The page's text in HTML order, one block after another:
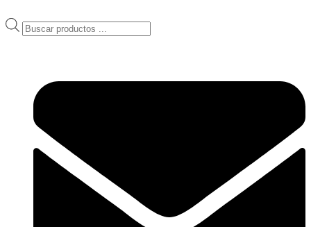
al
contenido
Products
search